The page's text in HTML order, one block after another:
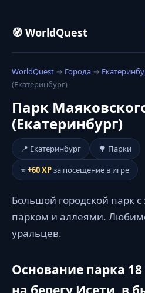
🧭 WorldQuest
WorldQuest → Города →
(Екатеринбург)
Парк
(Екатеринбург)
📍 Екатеринбург
🌳 Парки
⭐ +60 XPза посещение в игре
Большой городской парк
парком и аллеями.
уральцев.
Основание парка